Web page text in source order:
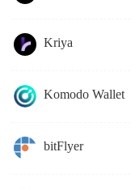
Kriya
Komodo Wallet
bitFlyer